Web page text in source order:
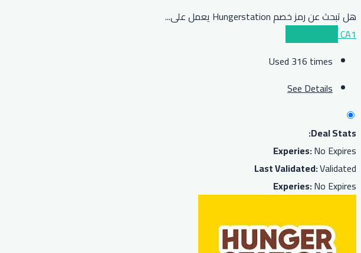
هل تبحث عن رمز خصم Hungerstation يعمل على
...
CA1
Used 316 times
See Details
Deal Stats:
Experies:No Expires
Last Validated:Validated
Experies:No Expires